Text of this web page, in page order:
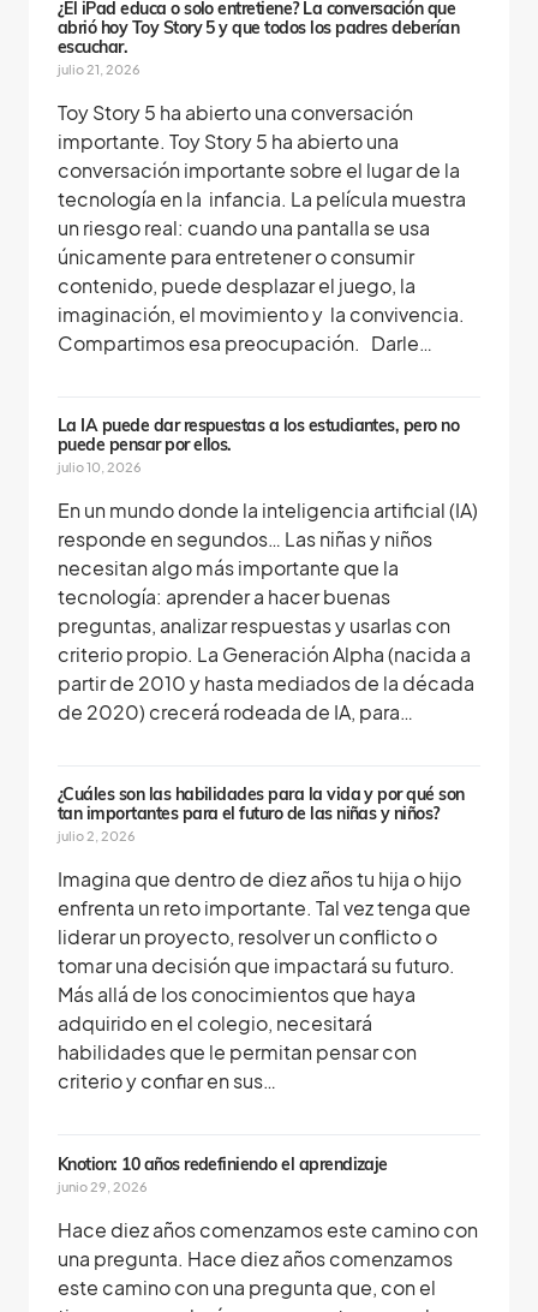
¿El iPad educa o solo entretiene? La conversación que
abrió hoy Toy Story 5 y que todos los padres deberían
escuchar.
julio 21, 2026
Toy Story 5 ha abierto una conversación
importante. Toy Story 5 ha abierto una
conversación importante sobre el lugar de la
tecnología en la infancia. La película muestra
un riesgo real: cuando una pantalla se usa
únicamente para entretener o consumir
contenido, puede desplazar el juego, la
imaginación, el movimiento y la convivencia.
Compartimos esa preocupación. Darle…
La IA puede dar respuestas a los estudiantes, pero no
puede pensar por ellos.
julio 10, 2026
En un mundo donde la inteligencia artificial (IA)
responde en segundos… Las niñas y niños
necesitan algo más importante que la
tecnología: aprender a hacer buenas
preguntas, analizar respuestas y usarlas con
criterio propio. La Generación Alpha (nacida a
partir de 2010 y hasta mediados de la década
de 2020) crecerá rodeada de IA, para…
¿Cuáles son las habilidades para la vida y por qué son
tan importantes para el futuro de las niñas y niños?
julio 2, 2026
Imagina que dentro de diez años tu hija o hijo
enfrenta un reto importante. Tal vez tenga que
liderar un proyecto, resolver un conflicto o
tomar una decisión que impactará su futuro.
Más allá de los conocimientos que haya
adquirido en el colegio, necesitará
habilidades que le permitan pensar con
criterio y confiar en sus…
Knotion: 10 años redefiniendo el aprendizaje
junio 29, 2026
Hace diez años comenzamos este camino con
una pregunta. Hace diez años comenzamos
este camino con una pregunta que, con el